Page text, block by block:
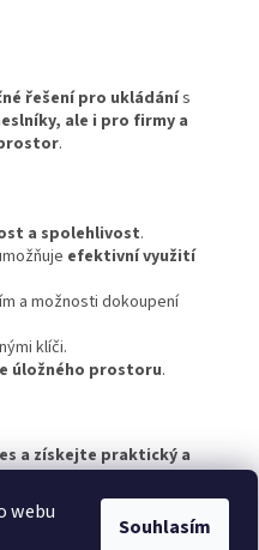
webu
Souhlasím
řešení pro ukládánís
ale i pro firmy a
.
a spolehlivost.
efektivní využití
a možnosti dokoupení
klíči.
úložného prostoru.
a získejte praktický a